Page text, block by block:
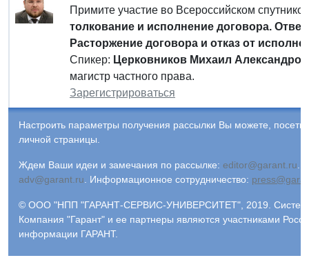
Примите участие во Всероссийском
толкование и исполнение договора.
Расторжение договора и отказ от
Спикер: Церковников Михаил
магистр частного права.
Зарегистрироваться
Настроить параметры получения рассылки Вы можете,
личной страницы.
Ждем Ваши идеи и замечания по рассылке: editor@garant.ru
adv@garant.ru
Информационное сотрудничество:
© ООО "НПП "ГАРАНТ-СЕРВИС-УНИВЕРСИТЕТ", 2019. Система
Компания "Гарант" и ее партнеры являются участниками
информации ГАРАНТ.